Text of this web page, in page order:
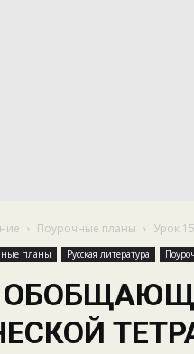
Поурочные планы Урок
планы Русская литература